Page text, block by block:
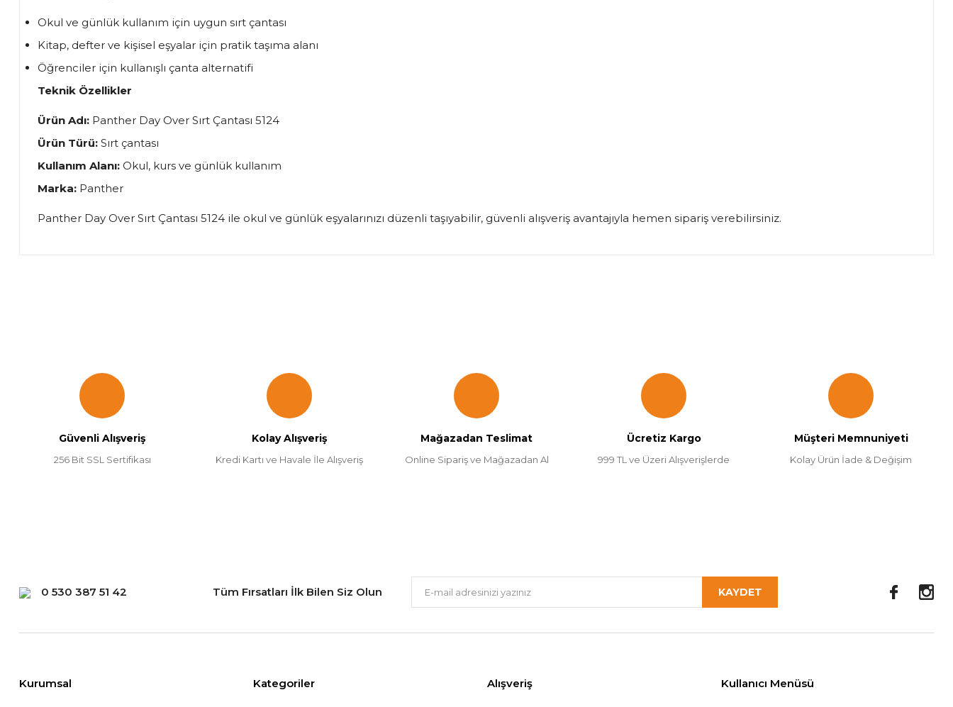
Okul ve günlük kullanım için uygun sırt çantası
Kitap, defter ve kişisel eşyalar için pratik taşıma alanı
Öğrenciler için kullanışlı çanta alternatifi
Teknik Özellikler
Ürün Adı: Panther Day Over Sırt Çantası 5124
Ürün Türü: Sırt çantası
Kullanım Alanı: Okul, kurs ve günlük kullanım
Marka: Panther
Panther Day Over Sırt Çantası 5124 ile okul ve günlük eşyalarınızı düzenli taşıyabilir, güvenli alışveriş avantajıyla hemen sipariş verebilirsiniz.
Ürün açıklamasında eksik bilgiler bulunuyor.
Ürün bilgilerinde hatalar bulunuyor.
Gönder
Güvenli Alışveriş
256 Bit SSL Sertifikası
Kolay Alışveriş
Kredi Kartı ve Havale İle Alışveriş
Mağazadan Teslimat
Online Sipariş ve Mağazadan Al
Ücretiz Kargo
999 TL ve Üzeri Alışverişlerde
Müşteri Memnuniyeti
Kolay Ürün İade & Değişim
0 530 387 51 42 Tüm Fırsatları İlk Bilen Siz Olun KAYDET
Kurumsal Kategoriler Alışveriş Kullanıcı Menüsü